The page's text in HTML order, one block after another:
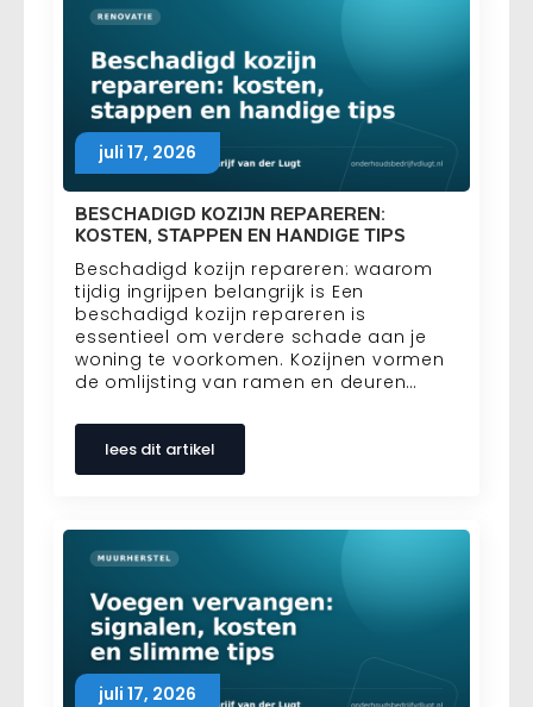
BESCHADIGD KOZIJN REPAREREN:
KOSTEN, STAPPEN EN HANDIGE TIPS
juli 17, 2026
Beschadigd kozijn repareren: waarom
tijdig ingrijpen belangrijk is Een
beschadigd kozijn repareren is
essentieel om verdere schade aan je
woning te voorkomen. Kozijnen vormen
de omlijsting van ramen en deuren…
lees dit artikel
juli 17, 2026